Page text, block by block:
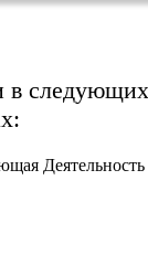
в следующих